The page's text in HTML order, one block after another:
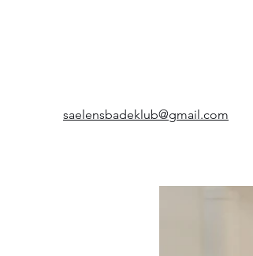
saelensbadeklub@gmail.com